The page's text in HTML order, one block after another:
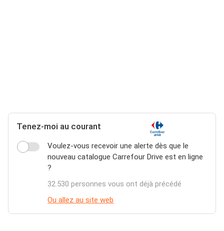
Tenez-moi au courant
Voulez-vous recevoir une alerte dès que le
nouveau catalogue Carrefour Drive est en ligne
?
32.530 personnes vous ont déjà précédé
Ou allez au site web